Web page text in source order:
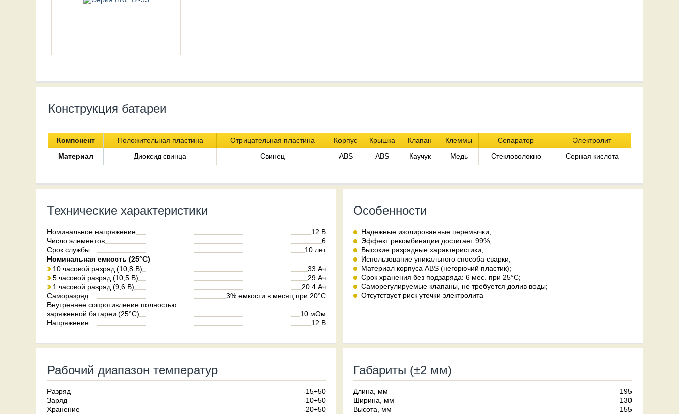
Конструкция батареи
Компонент Положительная пластина Отрицательная пластина Корпус Крышка Клапан Клеммы Сепаратор
Электролит
Материал
Диоксид свинца Свинец ABS ABS Каучук Медь Стекловолокно Серная кислота
Технические характеристики
Номинальное напряжение
12 В
Число элементов
6
Срок службы
10 лет
Номинальная емкость (25°С)
10 часовой разряд (10,8 В)
33 Ач
5 часовой разряд (10,5 В)
29 Ач
1 часовой разряд (9,6 В)
20.4 Ач
Саморазряд
3% емкости в месяц при 20°C
Внутреннее сопротивление полностью
заряженной батареи (25°C)
10 мОм
Напряжение
12 В
Особенности
Надежные изолированные перемычки;
Эффект рекомбинации достигает 99%;
Высокие разрядные характеристики;
Использование уникального способа сварки;
Материал корпуса ABS (негорючий пластик);
Срок хранения без подзаряда: 6 мес. при 25°C;
Саморегулируемые клапаны, не требуется долив воды;
Отсутствует риск утечки электролита
Рабочий диапазон температур
Разряд
-15÷50
Заряд
-10÷50
Хранение
-20÷50
Габариты (±2 мм)
Длина, мм
195
Ширина, мм
130
Высота, мм
155